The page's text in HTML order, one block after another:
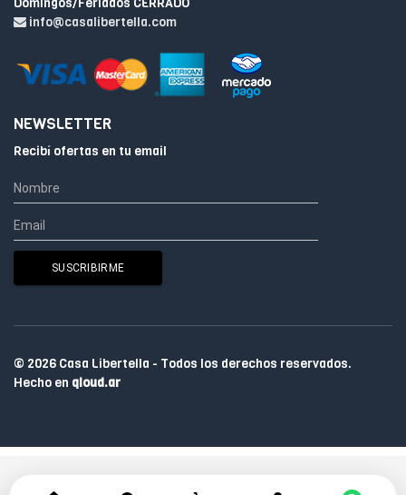
info@casalibertella.com
NEWSLETTER
Recibí ofertas en tu email
© 2026 Casa Libertella - Todos los derechos reservados.
Hecho en qloud.ar